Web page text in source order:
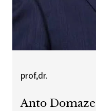
prof,dr.
Anto